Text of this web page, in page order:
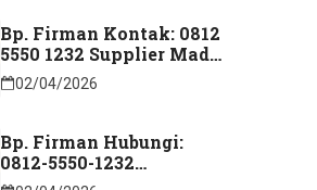
Bp. Firman Kontak: 0812
5550 1232 Supplier Madu
Asli Murni Sidoarjo
Jawa Timur
02/04/2026
Bp. Firman Hubungi:
0812-5550-1232
Distributor Madu Murni